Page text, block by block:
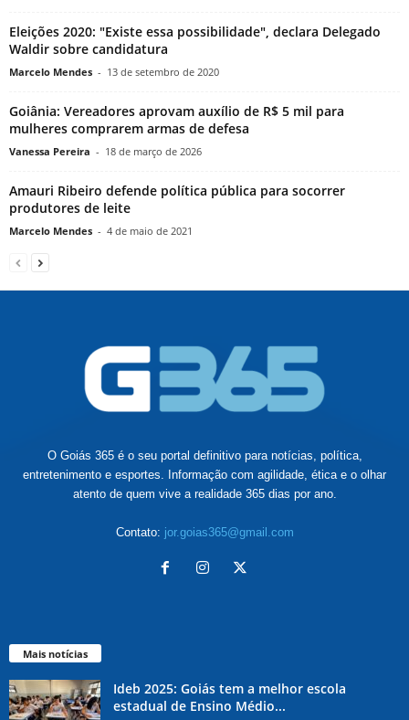
Eleições 2020: "Existe essa possibilidade", declara Delegado
Waldir sobre candidatura
Marcelo Mendes - 13 de setembro de 2020
Goiânia: Vereadores aprovam auxílio de R$ 5 mil para
mulheres comprarem armas de defesa
Vanessa Pereira - 18 de março de 2026
Amauri Ribeiro defende política pública para socorrer
produtores de leite
Marcelo Mendes - 4 de maio de 2021
O Goiás 365 é o seu portal definitivo para notícias, política,
entretenimento e esportes. Informação com agilidade, ética e o olhar
atento de quem vive a realidade 365 dias por ano.
Contato: jor.goias365@gmail.com
Mais notícias
Ideb 2025: Goiás tem a melhor escola
estadual de Ensino Médio...